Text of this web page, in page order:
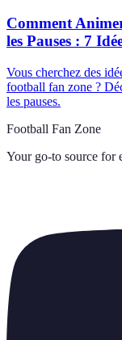
Comment
les Pauses : 7
Vous cherchez des
football fan zone ?
les pauses.
Football Fan Zone
Your go-to source for